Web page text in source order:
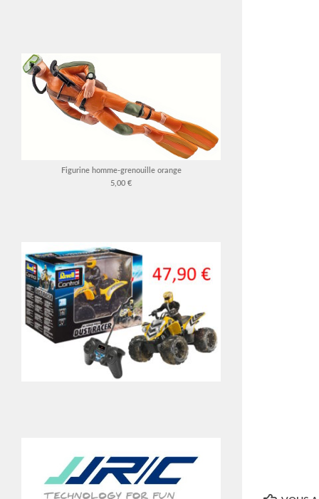
Figurine homme-grenouille orange
5,00 €